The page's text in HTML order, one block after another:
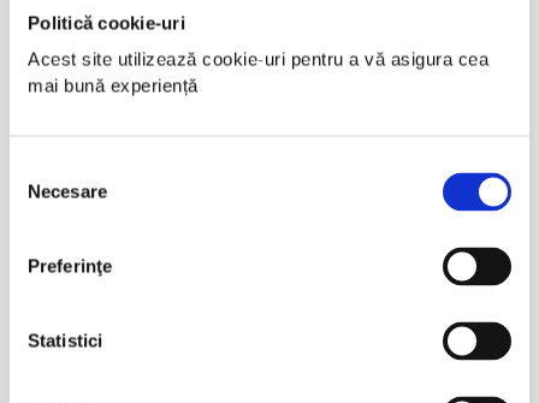
Politică cookie-uri
Acest site utilizează cookie-uri pentru a vă asigura cea
mai bună experiență
consimțământului
Necesare
Preferinţe
Statistici
Cristian Manafu
Alex Grecu
Marius Marin
iulie 2026
martie 2026